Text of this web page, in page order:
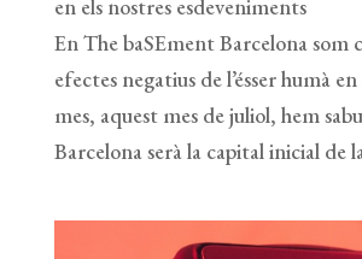
en els nostres esdeveniments
En The baSEment Barcelona som
efectes negatius de l’ésser humà
mes, aquest mes de juliol, hem
Barcelona serà la capital inicial de